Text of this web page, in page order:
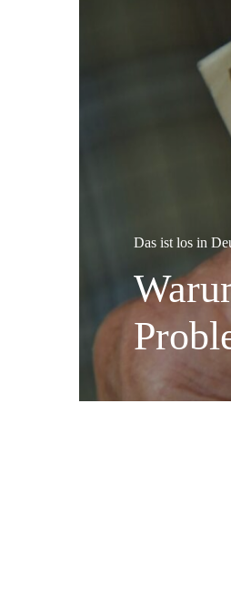
Das ist los in